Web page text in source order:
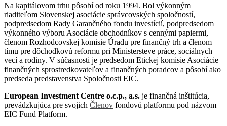
Na kapitálovom trhu pôsobí od roku 1994. Bol výkonným
riaditeľom Slovenskej asociácie správcovských spoločností,
podpredsedom Rady Garančného fondu investícií, podpredsedom
výkonného výboru Asociácie obchodníkov s cennými papiermi,
členom Rozhodcovskej komisie Úradu pre finančný trh a členom
tímu pre dôchodkovú reformu pri Ministersteve práce, sociálnych
vecí a rodiny. V súčasnosti je predsedom Etickej komisie Asociácie
finančných sprostredkovateľov a finančných poradcov a pôsobí ako
predseda predstavenstva Spoločnosti EIC.
European Investment Centre o.c.p., a.s. je finančná inštitúcia,
prevádzkujúca pre svojich Členov fondovú platformu pod názvom
EIC Fund Platform.